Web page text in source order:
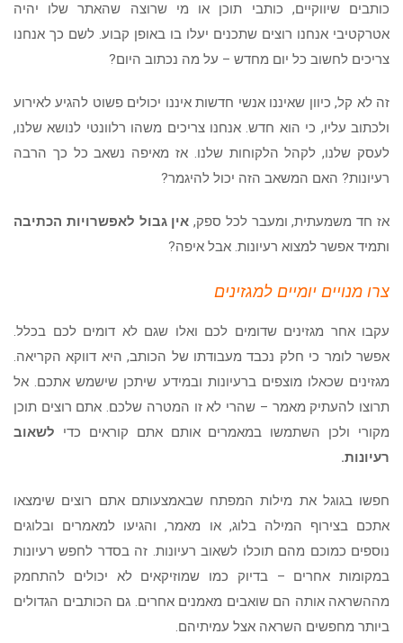
brightness_high ניגודיות בהירה
brightness_low ניגודיות כהה
font_download סמן קישורים
את
כל
הצהרת נגישות
כותבים שיווקיים, כותבי תוכן או מי שרוצה שהאתר שלו יהיה
אטרקטיבי אנחנו רוצים שתכנים יעלו בו באופן קבוע. לשם כך אנחנו
צריכים לחשוב כל יום מחדש – על מה נכתוב היום?
זה לא קל, כיוון שאיננו אנשי חדשות איננו יכולים פשוט להגיע לאירוע
ולכתוב עליו, כי הוא חדש. אנחנו צריכים משהו רלוונטי לנושא שלנו,
לעסק שלנו, לקהל הלקוחות שלנו. אז מאיפה נשאב כל כך הרבה
רעיונות? האם המשאב הזה יכול להיגמר?
אז חד משמעתית, ומעבר לכל ספק, אין גבול לאפשרויות הכתיבה
ותמיד אפשר למצוא רעיונות. אבל איפה?
צרו מנויים יומיים למגזינים
עקבו אחר מגזינים שדומים לכם ואלו שגם לא דומים לכם בכלל.
אפשר לומר כי חלק נכבד מעבודתו של הכותב, היא דווקא הקריאה.
מגזינים שכאלו מוצפים ברעיונות ובמידע שיתכן שישמש אתכם. אל
תרוצו להעתיק מאמר – שהרי לא זו המטרה שלכם. אתם רוצים תוכן
מקורי ולכן השתמשו במאמרים אותם אתם קוראים כדי לשאוב
רעיונות.
חפשו בגוגל את מילות המפתח שבאמצעותם אתם רוצים שימצאו
אתכם בצירוף המילה בלוג, או מאמר, והגיעו למאמרים ובלוגים
נוספים כמוכם מהם תוכלו לשאוב רעיונות. זה בסדר לחפש רעיונות
במקומות אחרים – בדיוק כמו שמוזיקאים לא יכולים להתחמק
מההשראה אותה הם שואבים מאמנים אחרים. גם הכותבים הגדולים
ביותר מחפשים השראה אצל עמיתיהם.